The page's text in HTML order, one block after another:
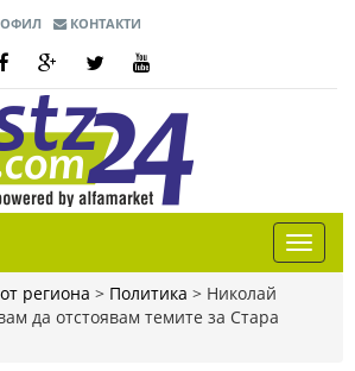
КОНТАКТИ
региона > Политика > Николай
да отстоявам темите за Стара